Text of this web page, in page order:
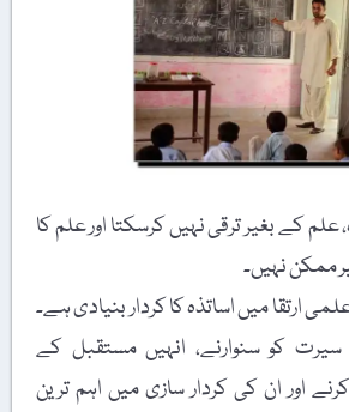
علم کے بغیر ترقی نہیں کرسکتا اور علم کا
ممکن نہیں۔
ارتقا میں اساتذہ کا کردار بنیادی ہے۔
سیرت کو سنوارنے، انہیں مستقبل کے
اور ان کی کردار سازی میں اہم ترین